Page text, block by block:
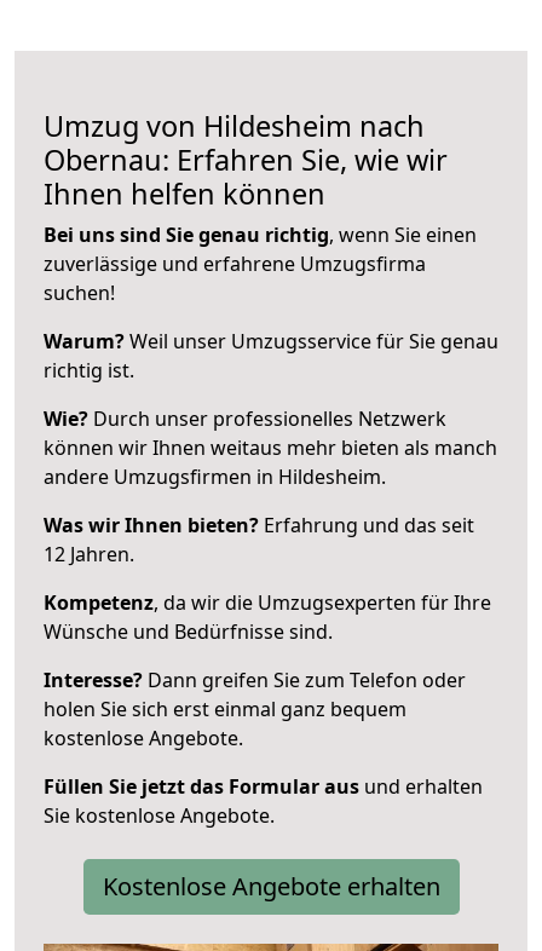
Umzug von Hildesheim nach
Obernau: Erfahren Sie, wie wir
Ihnen helfen können
Bei uns sind Sie genau richtig, wenn Sie einen
zuverlässige und erfahrene Umzugsfirma
suchen!
Warum?Weil unser Umzugsservice für Sie genau
richtig ist.
Wie? Durch unser professionelles Netzwerk
können wir Ihnen weitaus mehr bieten als manch
andere Umzugsfirmen in Hildesheim.
Was wir Ihnen bieten? Erfahrung und das seit
12 Jahren.
Kompetenz, da wir die Umzugsexperten für Ihre
Wünsche und Bedürfnisse sind.
Interesse? Dann greifen Sie zum Telefon oder
holen Sie sich erst einmal ganz bequem
kostenlose Angebote.
Füllen Sie jetzt das Formular aus und erhalten
Sie kostenlose Angebote.
Kostenlose Angebote erhalten